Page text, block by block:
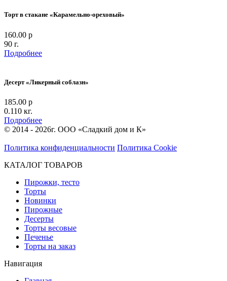
Торт в стакане «Карамельно-ореховый»
160.00 р
90 г.
Подробнее
Десерт «Ликерный соблазн»
185.00 р
0.110 кг.
Подробнее
© 2014 - 2026г. ООО «Сладкий дом и К»
Политика конфиденциальности Политика Cookie
КАТАЛОГ ТОВАРОВ
Пирожки, тесто
Торты
Новинки
Пирожные
Десерты
Торты весовые
Печенье
Торты на заказ
Навигация